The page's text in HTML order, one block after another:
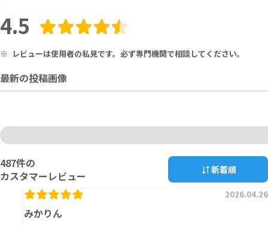
4.5
※ レビューは使用者の私見です。必ず専門機関で相談してください。
最新の投稿画像
487件の
カスタマーレビュー
新着順
みかりん
2026.04.26